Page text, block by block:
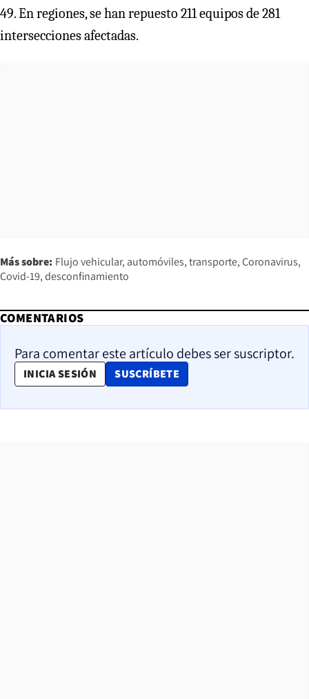
49. En regiones, se han repuesto 211 equipos de 281
intersecciones afectadas.
Más sobre: Flujo vehicular automóviles transporte Coronavirus
Covid-19 desconfinamiento
COMENTARIOS
Para comentar este artículo debes ser suscriptor.
INICIA SESIÓN SUSCRÍBETE
OPENS IN NEW WINDOW